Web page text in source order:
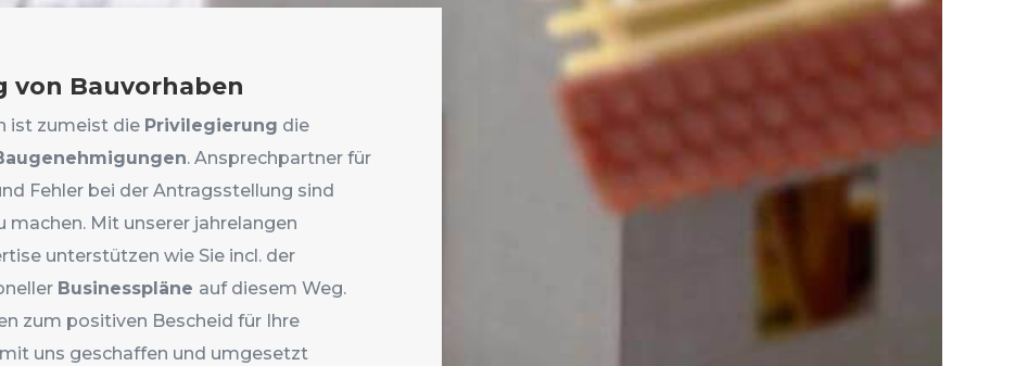
von Bauvorhaben
ist zumeist die Privilegierung die
. Ansprechpartner für
Fehler bei der Antragsstellung sind
machen. Mit unserer jahrelangen
unterstützen wie Sie incl. der
Businesspläne auf diesem Weg.
zum positiven Bescheid für Ihre
uns geschaffen und umgesetzt